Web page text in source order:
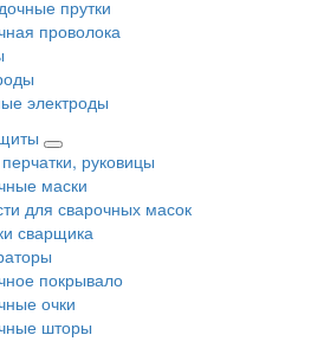
прутки
проволока
электроды
руковицы
маски
для сварочных масок
сварщика
покрывало
очки
шторы